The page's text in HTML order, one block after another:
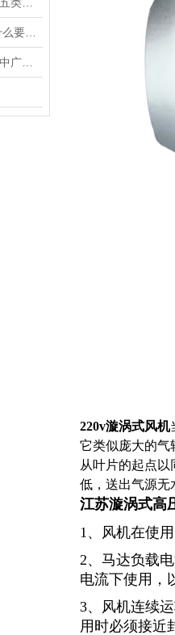
220v漩涡式风机
它类似庞大的气
从叶片的起点
低，送出气源无
江苏漩涡式高
1、风机在使
2、马达负载
电流下使用，
3、风机连续
用时必须接近